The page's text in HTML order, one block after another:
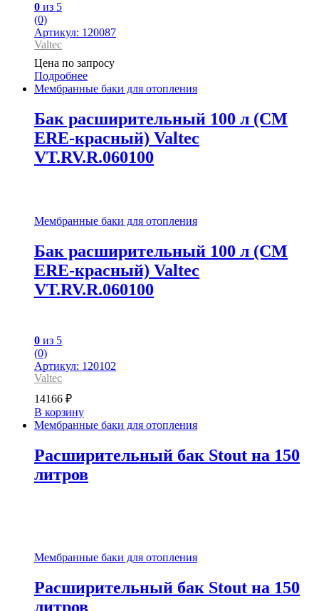
0 из 5
(0)
Артикул: 120087
Valtec
Цена по запросу
Подробнее
Мембранные баки для отопления
Бак расширительный 100 л (СМ
ЕRE-красный) Valtec
VT.RV.R.060100
Мембранные баки для отопления
Бак расширительный 100 л (СМ
ЕRE-красный) Valtec
VT.RV.R.060100
0 из 5
(0)
Артикул: 120102
Valtec
14166 ₽
В корзину
Мембранные баки для отопления
Расширительный бак Stout на 150
литров
Мембранные баки для отопления
Расширительный бак Stout на 150
литров